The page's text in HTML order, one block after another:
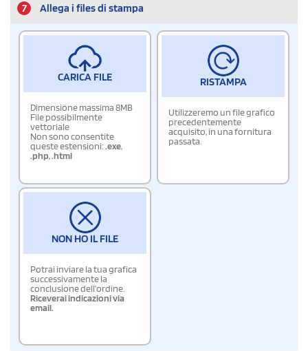
7 Allega i files di stampa
CARICA FILE
Dimensione massima 8MB
File possibilmente
vettoriale
Non sono consentite
queste estensioni:.exe,
.php,.html
RISTAMPA
Utilizzeremo un file grafico
precedentemente
acquisito, in una fornitura
passata.
NON HO IL FILE
Potrai inviare la tua grafica
successivamente la
conclusione dell'ordine.
Riceverai indicazioni via
email.